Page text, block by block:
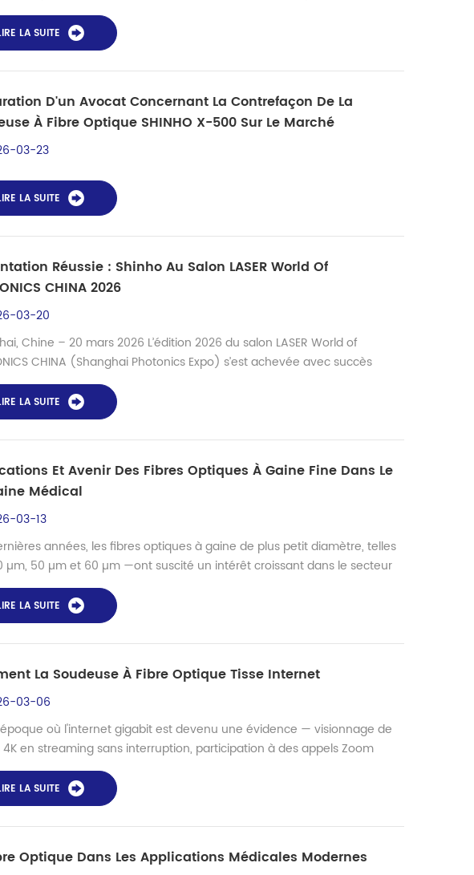
et stabilité exceptionnelle. Parmi les applications typiques, on peut citer
de transactions financières, les infrastructures dorsales longue
les interconnexions de centres de données hyperscale et les
émergentes de...
LA SUITE
D'un Avocat Concernant La Contrefaçon De La
À Fibre Optique SHINHO X-500 Sur Le Marché
03-23
LA SUITE
Réussie : Shinho Au Salon LASER World Of
CHINA 2026
03-20
Chine – 20 mars 2026 L’édition 2026 du salon LASER World of
CHINA (Shanghai Photonics Expo) s’est achevée avec succès
20 mars, après trois jours d’activité, du 18 au 20 mars, au Shanghai
Expo Centre. Shinho, fier exposant, a eu le plaisir de participer
majeur du secteur, de présenter ses dernières innovations et
avec la ...
LA SUITE
Et Avenir Des Fibres Optiques À Gaine Fine Dans Le
Médical
03-13
années, les fibres optiques à gaine de plus petit diamètre, telles
µm, 50 µm et 60 µm —ont suscité un intérêt croissant dans le secteur
médicales. Comparées aux fibres optiques conventionnelles
de 125 µm Ces fibres de plus petit diamètre offrent une plus
flexibilité, une invasivité réduite et une meilleure intégration dans les
LA SUITE
La Soudeuse À Fibre Optique Tisse Internet
03-06
où l'internet gigabit est devenu une évidence — visionnage de
en streaming sans interruption, participation à des appels Zoom
ou sauvegarde de téraoctets de données dans le cloud en quelques
—, il est facile d'oublier l'infrastructure physique qui rend tout cela
Sous nos rues, traversant les océans et grimpant le long des
des millions de ...
LA SUITE
Optique Dans Les Applications Médicales Modernes